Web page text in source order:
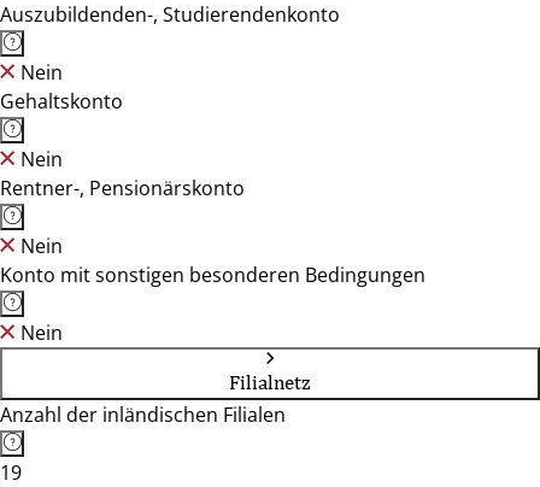
Auszubildenden-, Studierendenkonto
Nein
Gehaltskonto
Nein
Rentner-, Pensionärskonto
Nein
Konto mit sonstigen besonderen Bedingungen
Nein
Filialnetz
Anzahl der inländischen Filialen
19